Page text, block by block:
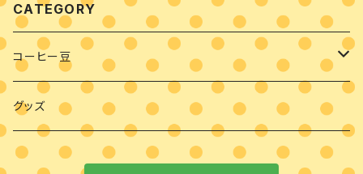
CATEGORY
コーヒー豆
豆・粉
ドリップバッグ
グッズ